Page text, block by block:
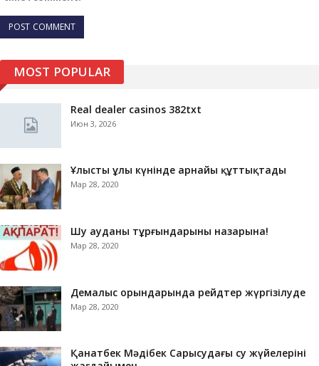
MOST POPULAR
Real dealer casinos 382txt
Июн 3, 2026
Ұлыстың ұлы күнінде арнайы құттықтады
Мар 28, 2020
Шу ауданы тұрғындарының назарына!
Мар 28, 2020
Демалыс орындарында рейдтер жүргізілуде
Мар 28, 2020
Қанатбек Мәдібек Сарысудағы су жүйелерінің